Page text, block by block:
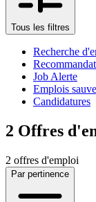
Tous les filtres
Recherche
Job Alerte
Emplois
Candidatures
2 Offres
2 offres d'emploi
Par pertinence